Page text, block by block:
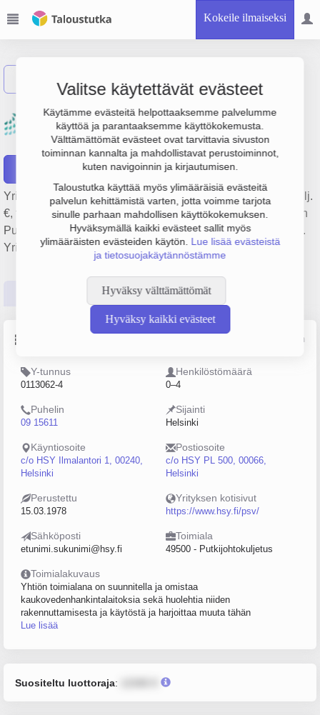
Kokeile ilmaiseksi
Valitse käytettävät evästeet
Käytämme evästeitä helpottaaksemme palvelumme
käyttöä ja parantaaksemme käyttökokemusta.
Välttämättömät evästeet ovat tarvittavia sivuston
toiminnan kannalta ja mahdollistavat perustoiminnot,
kuten navigoinnin ja kirjautumisen.
Taloustutka käyttää myös ylimääräisiä evästeitä
palvelun kehittämistä varten, jotta voimme tarjota
sinulle parhaan mahdollisen käyttökokemuksen.
Hyväksymällä kaikki evästeet sallit myös
ylimääräisten evästeiden käytön. Lue lisää evästeistä
ja tietosuojakäytännöstämme
Hyväksy välttämättömät
Hyväksy kaikki evästeet
Pääkaupunkiseudun Vesi
Oy
Yrityksen Pääkaupunkiseudun Vesi Oy liikevaihto on 1.9 milj.
€, tulos -2.4 milj. € ja henkilöstömäärä 1. Sen päätoimiala on
Putkijohtokuljetus, perustamisvuosi 1978 ja sijainti Helsinki.
Yrityksen yhtiömuoto Osakeyhtiö (OY).
Tilinpäätösluvut Päättäjätiedot
Lähde: YTJ, PRH, Traficom
Y-tunnus
0113062-4
Henkilöstömäärä
0–4
Puhelin
09 15611
Sijainti
Helsinki
Käyntiosoite
c/o HSY Ilmalantori 1, 00240,
Helsinki
Postiosoite
c/o HSY PL 500, 00066,
Helsinki
Perustettu
15.03.1978
Yrityksen kotisivut
https://www.hsy.fi/psv/
Sähköposti
etunimi.sukunimi@hsy.fi
Toimiala
49500 - Putkijohtokuljetus
Toimialakuvaus
Yhtiön toimialana on suunnitella ja omistaa
kaukovedenhankintalaitoksia sekä huolehtia niiden
rakennuttamisesta ja käytöstä ja harjoittaa muuta tähän
Lue lisää
Suositeltu luottoraja: